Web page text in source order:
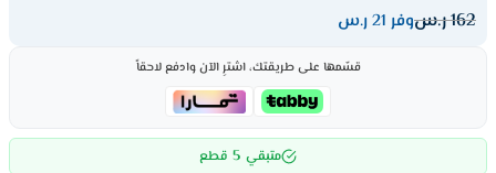
162ر.سوفر 21 ر.س
قسّمها على طريقتك، اشترِ الآن وادفع لاحقاً
متبقي 5 قطع